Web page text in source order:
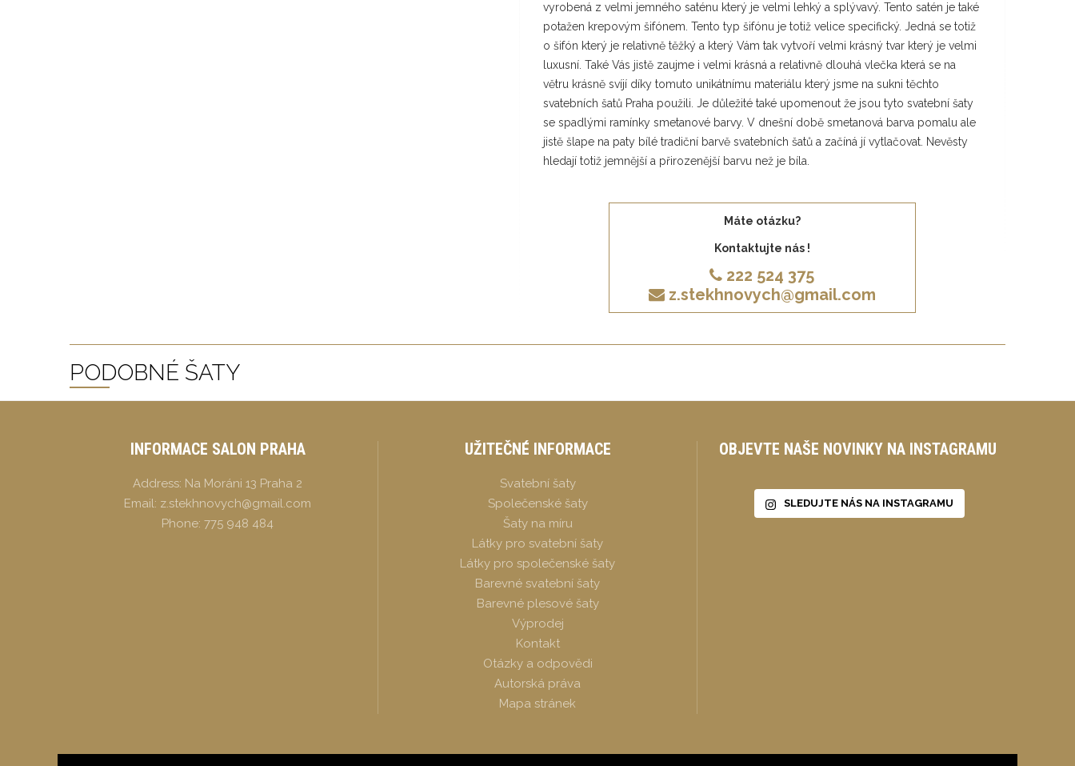
vyrobená z velmi jemného saténu který je velmi lehký a splývavý. Tento satén je také
potažen krepovým šifónem. Tento typ šifónu je totiž velice specifický. Jedná se totiž
o šifón který je relativně těžký a který Vám tak vytvoří velmi krásný tvar který je velmi
luxusní. Také Vás jistě zaujme i velmi krásná a relativně dlouhá vlečka která se na
větru krásně svíjí díky tomuto unikátnímu materiálu který jsme na sukni těchto
svatebních šatů Praha použili. Je důležité také upomenout že jsou tyto svatební šaty
se spadlými ramínky smetanové barvy. V dnešní době smetanová barva pomalu ale
jistě šlape na paty bílé tradiční barvě svatebních šatů a začíná jí vytlačovat. Nevěsty
hledají totiž jemnější a přirozenější barvu než je bíla.
Máte otázku?
Kontaktujte nás !
222 524 375
z.stekhnovych@gmail.com
PODOBNÉ ŠATY
INFORMACE SALON PRAHA
Address: Na Moráni 13 Praha 2
Email: z.stekhnovych@gmail.com
Phone: 775 948 484
UŽITEČNÉ INFORMACE
Svatební šaty
Společenské šaty
Šaty na míru
Látky pro svatební šaty
Látky pro společenské šaty
Barevné svatební šaty
Barevné plesové šaty
Výprodej
Kontakt
Otázky a odpovědi
Autorská práva
Mapa stránek
OBJEVTE NAŠE NOVINKY NA INSTAGRAMU
SLEDUJTE NÁS NA INSTAGRAMU